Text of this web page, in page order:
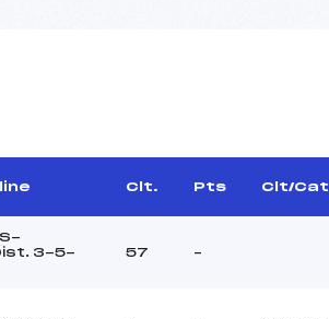
Clt. Pts Clt/Cat
3-5-
57 –